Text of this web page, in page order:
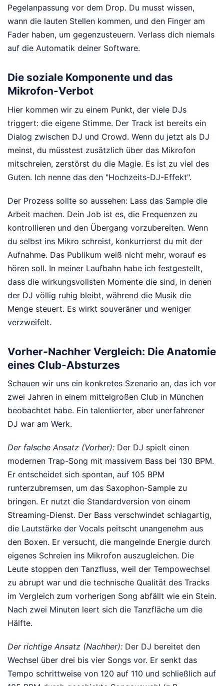
Pegelanpassung vor dem Drop. Du musst wissen,
wann die lauten Stellen kommen, und den Finger am
Fader haben, um gegenzusteuern. Verlass dich niemals
auf die Automatik deiner Software.
Die soziale Komponente und das
Mikrofon-Verbot
Hier kommen wir zu einem Punkt, der viele DJs
triggert: die eigene Stimme. Der Track ist bereits ein
Dialog zwischen DJ und Crowd. Wenn du jetzt als DJ
meinst, du müsstest zusätzlich über das Mikrofon
mitschreien, zerstörst du die Magie. Es ist zu viel des
Guten. Ich nenne das den "Hochzeits-DJ-Effekt".
Der Prozess sollte so aussehen: Lass das Sample die
Arbeit machen. Dein Job ist es, die Frequenzen zu
kontrollieren und den Übergang vorzubereiten. Wenn
du selbst ins Mikro schreist, konkurrierst du mit der
Aufnahme. Das Publikum weiß nicht mehr, worauf es
hören soll. In meiner Laufbahn habe ich festgestellt,
dass die wirkungsvollsten Momente die sind, in denen
der DJ völlig ruhig bleibt, während die Musik die
Menge steuert. Es wirkt souveräner und weniger
verzweifelt.
Vorher-Nachher Vergleich: Die Anatomie
eines Club-Absturzes
Schauen wir uns ein konkretes Szenario an, das ich vor
zwei Jahren in einem mittelgroßen Club in München
beobachtet habe. Ein talentierter, aber unerfahrener
DJ war am Werk.
Der falsche Ansatz (Vorher): Der DJ spielt einen
modernen Trap-Song mit massivem Bass bei 130 BPM.
Er entscheidet sich spontan, auf 105 BPM
runterzubremsen, um das Saxophon-Sample zu
bringen. Er nutzt die Standardversion von einem
Streaming-Dienst. Der Bass verschwindet schlagartig,
die Lautstärke der Vocals peitscht unangenehm aus
den Boxen. Er versucht, die mangelnde Energie durch
eigenes Schreien ins Mikrofon auszugleichen. Die
Leute stoppen den Tanzfluss, weil der Tempowechsel
zu abrupt war und die technische Qualität des Tracks
im Vergleich zum vorherigen Song abfällt wie ein Stein.
Nach zwei Minuten leert sich die Tanzfläche um die
Hälfte.
Der richtige Ansatz (Nachher): Der DJ bereitet den
Wechsel über drei bis vier Songs vor. Er senkt das
Tempo schrittweise von 120 auf 110 und schließlich auf